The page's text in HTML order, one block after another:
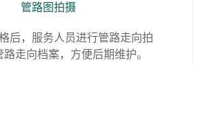
管路图拍摄
后，服务人员进行管路走向拍
走向档案，方便后期维护。